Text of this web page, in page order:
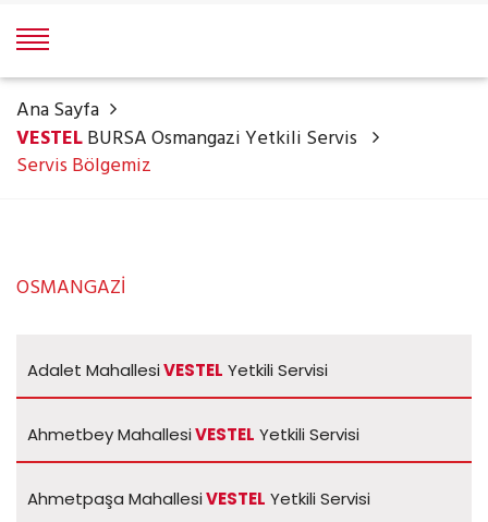
Ana Sayfa
VESTELBURSA Osmangazi Yetkili Servis
Servis Bölgemiz
OSMANGAZİ
Adalet MahallesiVESTEL Yetkili Servisi
Ahmetbey MahallesiVESTEL Yetkili Servisi
Ahmetpaşa MahallesiVESTEL Yetkili Servisi